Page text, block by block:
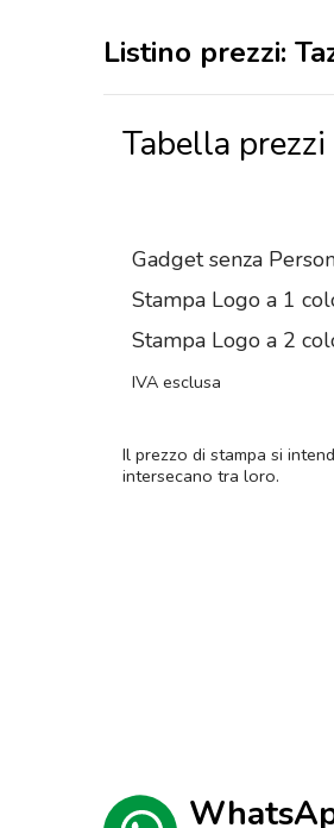
Listino prezzi:
Tabella
Gadget senza
Stampa Logo a 1
Stampa Logo a 2
IVA esclusa
Il prezzo di stampa si
intersecano tra loro.